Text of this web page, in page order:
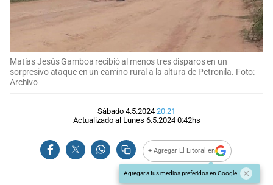
Matías Jesús Gamboa recibió al menos tres disparos en un
sorpresivo ataque en un camino rural a la altura de Petronila. Foto:
Archivo
Sábado 4.5.2024 20:21
Actualizado al Lunes 6.5.2024 0:42hs
+ Agregar El Litoral en
Agregar a tus medios preferidos en Google